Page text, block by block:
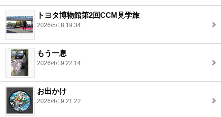
トヨタ博物館第2回CCM見学旅
2026/5/18 19:34
もう一息
2026/4/19 22:14
お出かけ
2026/4/19 21:22